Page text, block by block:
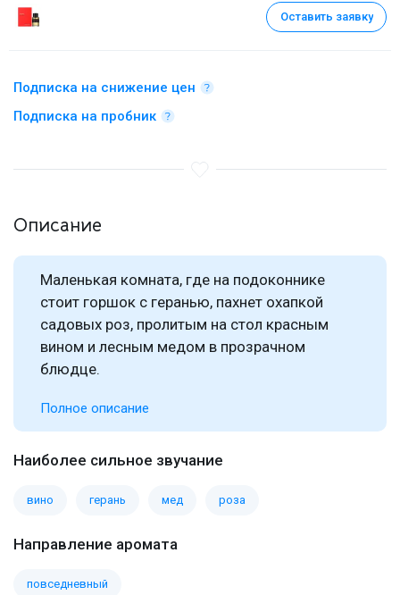
Оставить заявку
Подписка на снижение цен
Подписка на пробник
Описание
Маленькая комната, где на подоконнике
стоит горшок с геранью, пахнет охапкой
садовых роз, пролитым на стол красным
вином и лесным медом в прозрачном
блюдце.
Полное описание
Наиболее сильное звучание
вино герань мед роза
Направление аромата
повседневный